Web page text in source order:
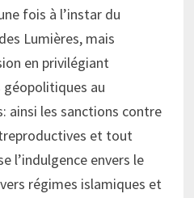
fois à l’instar du
Lumières, mais
en privilégiant
au
ainsi les sanctions contre
et tout
l’indulgence envers le
régimes islamiques et